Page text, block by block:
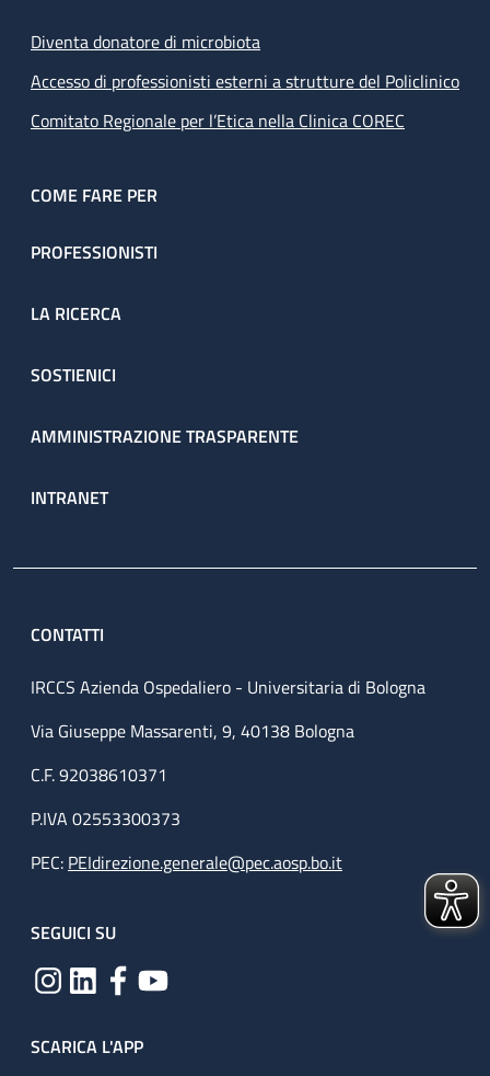
Diventa donatore di microbiota
Accesso di professionisti esterni a strutture del Policlinico
Comitato Regionale per l’Etica nella Clinica COREC
COME FARE PER
PROFESSIONISTI
LA RICERCA
SOSTIENICI
AMMINISTRAZIONE TRASPARENTE
INTRANET
CONTATTI
IRCCS Azienda Ospedaliero - Universitaria di Bologna
Via Giuseppe Massarenti, 9, 40138 Bologna
C.F. 92038610371
P.IVA 02553300373
PEC: PEIdirezione.generale@pec.aosp.bo.it
SEGUICI SU
SCARICA L'APP